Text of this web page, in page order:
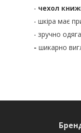
- чехол
- шкіра має
- зручно
- шикарно